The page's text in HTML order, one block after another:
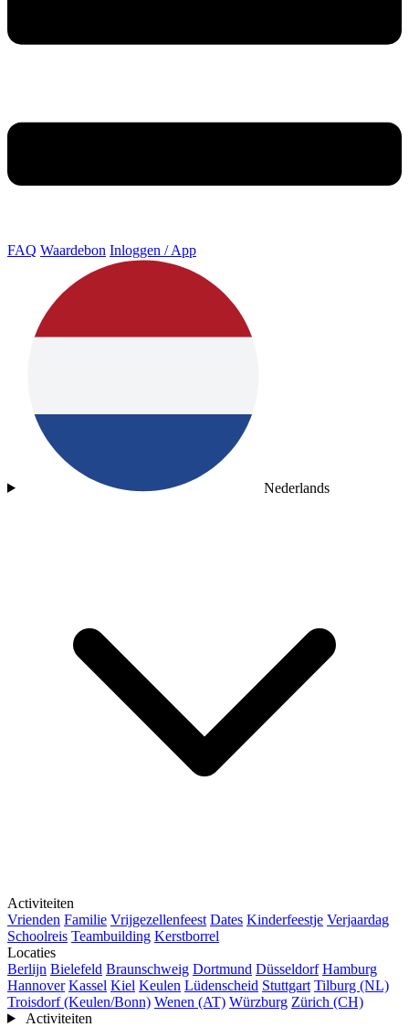
FAQ Waardebon Inloggen / App
Nederlands
Activiteiten
Vrienden Familie Vrijgezellenfeest Dates Kinderfeestje Verjaardag
Schoolreis Teambuilding Kerstborrel
Locaties
Berlijn Bielefeld Braunschweig Dortmund Düsseldorf Hamburg
Hannover Kassel Kiel Keulen Lüdenscheid Stuttgart Tilburg (NL)
Troisdorf (Keulen/Bonn) Wenen (AT) Würzburg Zürich (CH)
Activiteiten